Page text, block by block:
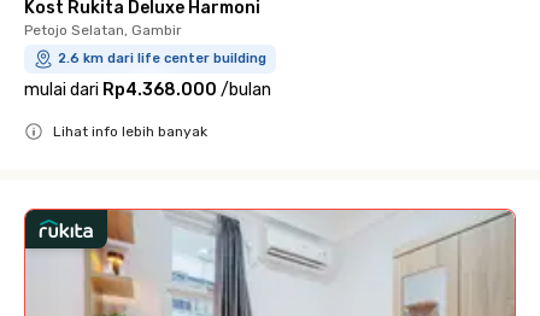
Kost Rukita Deluxe Harmoni
Petojo Selatan, Gambir
2.6 km dari life center building
mulai dari Rp4.368.000 /bulan
Lihat info lebih banyak